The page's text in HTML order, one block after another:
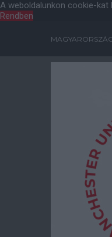
A weboldalunkon cookie-kat
Rendben